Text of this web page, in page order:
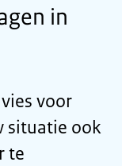
in
voor
situatie ook
te